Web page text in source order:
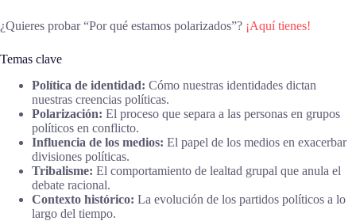
¿Quieres probar “Por qué estamos polarizados”? ¡Aquí tienes!
Temas clave
Política de identidad: Cómo nuestras identidades dictan
nuestras creencias políticas.
Polarización: El proceso que separa a las personas en grupos
políticos en conflicto.
Influencia de los medios: El papel de los medios en exacerbar
divisiones políticas.
Tribalisme: El comportamiento de lealtad grupal que anula el
debate racional.
Contexto histórico: La evolución de los partidos políticos a lo
largo del tiempo.